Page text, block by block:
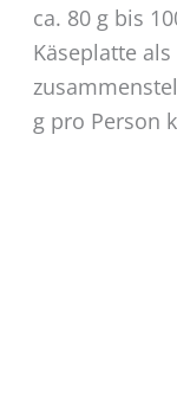
ca. 80 g bis
Käseplatte
g pro Person